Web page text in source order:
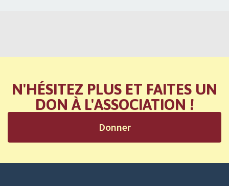
N'HÉSITEZ PLUS ET FAITES UN
DON À L'ASSOCIATION !
Donner